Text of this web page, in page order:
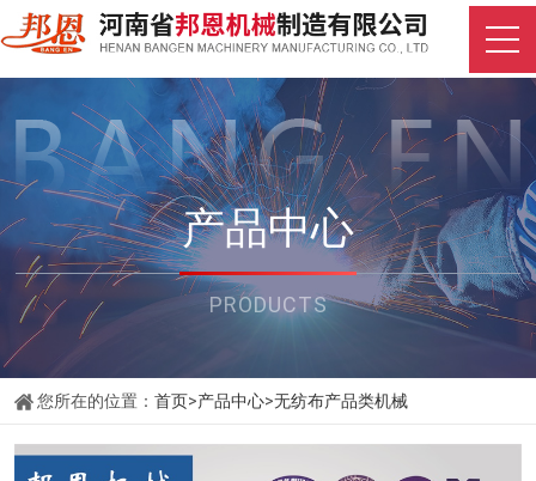
产品中心
PRODUCTS
您所在的位置： 首页>产品中心>无纺布产品类机械